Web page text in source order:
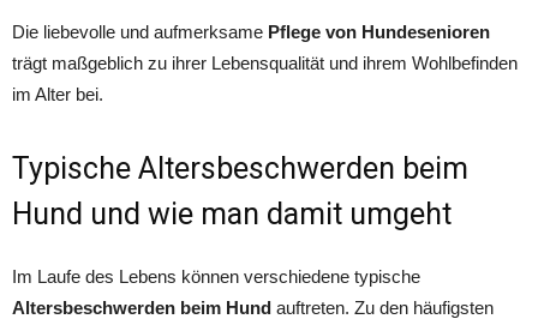
Die liebevolle und aufmerksame Pflege von Hundesenioren
trägt maßgeblich zu ihrer Lebensqualität und ihrem Wohlbefinden
im Alter bei.
Typische Altersbeschwerden beim
Hund und wie man damit umgeht
Im Laufe des Lebens können verschiedene typische
Altersbeschwerden beim Hund auftreten. Zu den häufigsten